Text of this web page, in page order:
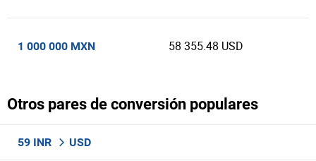
1 000 000 MXN 58 355.48 USD
Otros pares de conversión populares
59 INR USD